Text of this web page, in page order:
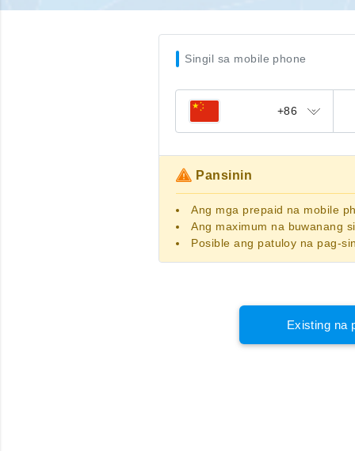
Singil sa mobile phone
+86
Pansinin
Ang mga prepaid na mobile
Ang maximum na buwanang
Posible ang patuloy na pag-
Existing na